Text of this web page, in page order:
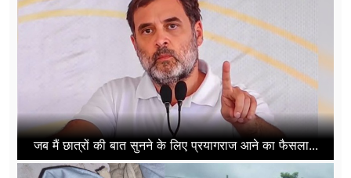
जब मैं छात्रों की बात सुनने के लिए प्रयागराज आने का फैसला...